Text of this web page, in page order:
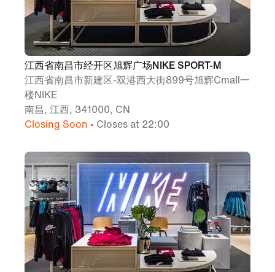
江西省南昌市经开区旭辉广场NIKE SPORT-M
江西省南昌市新建区-双港西大街899号旭辉Cmall一
楼NIKE
南昌, 江西, 341000, CN
Closing Soon • Closes at 22:00